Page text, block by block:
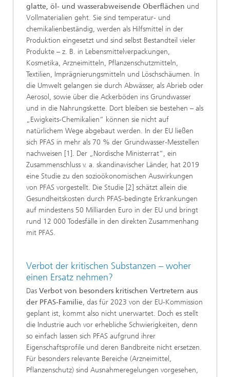
glatte, öl- und wasserabweisende Oberflächen und
Vollmaterialien geht. Sie sind temperatur- und
chemikalienbeständig, werden als Hilfsmittel in der
Produktion eingesetzt und sind selbst Bestandteil vieler
Produkte – z. B. in Lebensmittelverpackungen,
Kosmetika, Arzneimitteln, Pflanzenschutzmitteln,
Textilien, Imprägnierungsmitteln und Löschschäumen. In
die Umwelt gelangen sie durch Abwässer, als Abrieb oder
Aerosol, sowie über die Ackerböden ins Grundwasser
und in die Nahrungskette. Dort bleiben sie bestehen – als
„Ewigkeits-Chemikalien“ können sie nicht auf
natürlichem Wege abgebaut werden. In der EU ließen
sich PFAS in mehr als 70 % der Grundwasser-Messtellen
nachweisen [1]. Der „Nordische Ministerrat“, ein
Zusammenschluss v. a. skandinavischer Länder, hat 2019
eine Studie zu den sozioökonomischen Auswirkungen
von PFAS vorgestellt. Die Studie [2] schätzt allein die
Gesundheitskosten durch PFAS-bedingte Erkrankungen
auf mindestens 50 Milliarden Euro in der EU und bringt
rund 12 000 Todesfälle in den direkten Zusammenhang
mit PFAS.
Verbot der kritischen Substanzen – woher
einen Ersatz nehmen?
Das Verbot von besonders kritischen Vertretern aus
der PFAS-Familie, das für 2023 von der EU-Kommission
geplant ist, kommt also nicht unerwartet. Doch es stellt
die Industrie auch vor erhebliche Schwierigkeiten, denn
so einfach lassen sich PFAS aufgrund ihrer
Eigenschaftsprofile und deren Bandbreite nicht ersetzen.
Für besonders relevante Bereiche (Arzneimittel,
Pflanzenschutz) sind Ausnahmeregelungen vorgesehen,